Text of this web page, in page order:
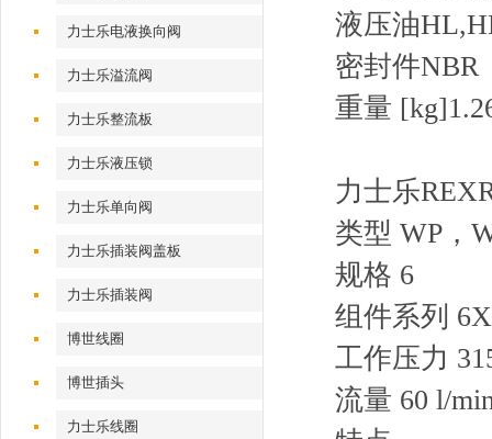
力士乐电液换向阀
力士乐溢流阀
力士乐整流板
力士乐液压锁
力士乐单向阀
力士乐插装阀盖板
力士乐插装阀
博世线圈
博世插头
力士乐线圈
液压油
密封件NBR
重量 [kg]
力士乐
类型 WP，
规格 6
组件系列
工作压力
流量 60 l/